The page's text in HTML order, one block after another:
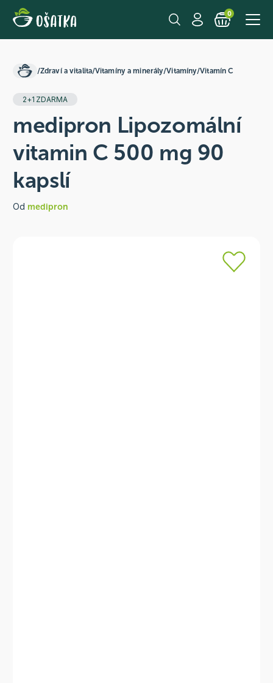
0
/Zdraví a vitalita/Vitamíny a minerály/Vitamíny/Vitamín C
2+1 ZDARMA
medipron Lipozomální
vitamin C 500 mg 90
kapslí
Od medipron